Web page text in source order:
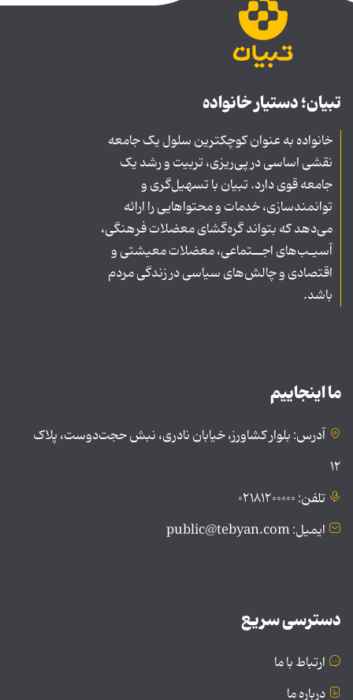
تبیان؛ دستیار خانواده
خانواده به عنوان کوچکترین سلول یک جامعه
نقشی اساسی در پی‌ریزی، تربیت و رشد یک
جامعه قوی دارد. تبیان با تسهیل‌گری و
توانمندسازی، خدمات و محتواهایی را ارائه
می‌دهد که بتواند گره‌گشای معضلات فرهنگی،
آسیـب‌های اجــتماعی، معضلات معیشتی و
اقتصادی و چالش‌های سیاسی در زندگی مردم
باشد.
ما اینجاییم
آدرس: بلوار کشاورز، خیابان نادری، نبش حجت‌دوست، پلاک
۱۲
تلفن: ۰۲۱۸۱۲۰۰۰۰۰
ایمیل: public@tebyan.com
دسترسی سریع
ارتباط با ما
درباره ما